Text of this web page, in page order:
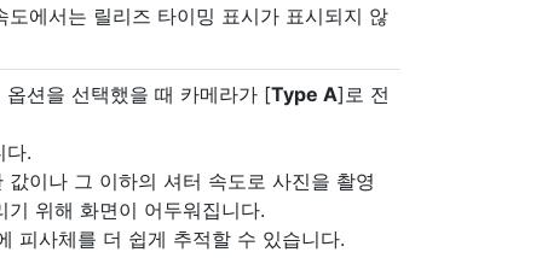
에서는 릴리즈 타이밍 표시가 표시되지 않
옵션을 선택했을 때 카메라가 [Type A]로 전
다.
값이나 그 이하의 셔터 속도로 사진을 촬영
위해 화면이 어두워집니다.
피사체를 더 쉽게 추적할 수 있습니다.